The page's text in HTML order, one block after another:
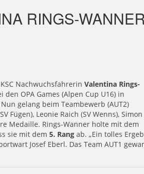
RINGS-
NachwuchsfahrerinValentina Rings-
den OPA Games (Alpen Cup U16) in
gelang beim Teambewerb (AUT2)
Fügen), Leonie Raich (SV Wenns), Simon
Medaille. Rings-Wanner holte mit dem
sie mit dem5. Rang ab. „Ein tolles
Josef Eberl. Das Team AUT1